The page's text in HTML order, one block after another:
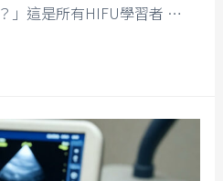
」這是所有HIFU學習者 …